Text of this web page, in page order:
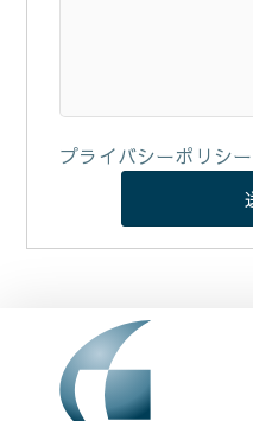
プライバシーポリシー